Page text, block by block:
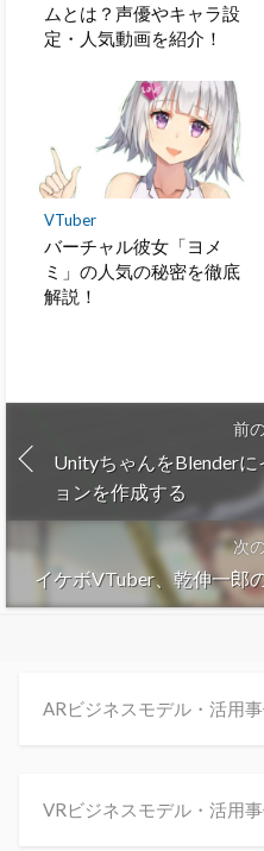
ムとは？声優やキャラ設
定・人気動画を紹介！
VTuber
バーチャル彼女「ヨメ
ミ」の人気の秘密を徹底
解説！
前
UnityちゃんをBlender
ョンを作成する
次
イケボVTuber、乾伸一郎
ARビジネスモデル・活用
VRビジネスモデル・活用